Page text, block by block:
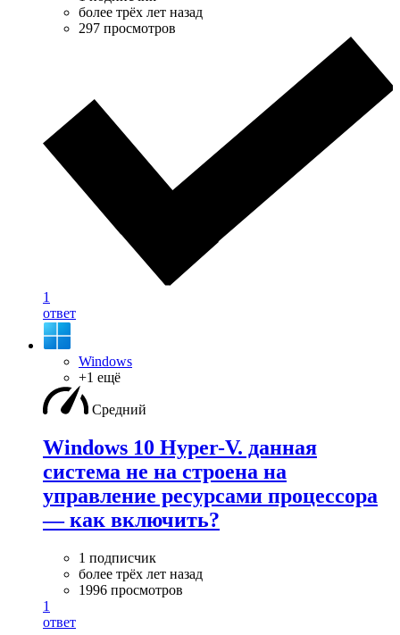
более трёх лет назад
297 просмотров
1
ответ
Windows
+1 ещё
Средний
Windows 10 Hyper-V. данная
система не на строена на
управление ресурсами процессора
— как включить?
1 подписчик
более трёх лет назад
1996 просмотров
1
ответ